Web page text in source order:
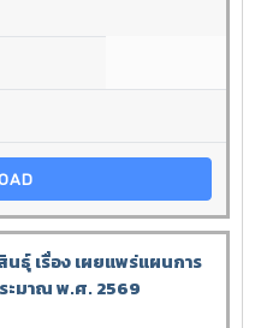
ธุ์ เรื่อง เผยแพร่แผนการ
ะมาณ พ.ศ. 2569